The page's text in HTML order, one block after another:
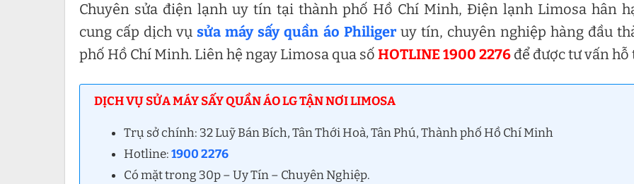
Chuyên sửa điện lạnh uy tín tại thành phố Hồ Chí Minh, Điện lạnh Limosa hân
cung cấp dịch vụsửa máy sấy quần áo Philigeruy tín, chuyên nghiệp hàng đầu
phố Hồ Chí Minh. Liên hệ ngay Limosa qua số HOTLINE 1900 2276 để được tư vấn hỗ
DỊCH VỤ SỬA MÁY SẤY QUẦN ÁO LG TẬN NƠI LIMOSA
Trụ sở chính: 32 Luỹ Bán Bích, Tân Thới Hoà, Tân Phú, Thành phố Hồ Chí Minh
Hotline:1900 2276
Có mặt trong 30p – Uy Tín – Chuyên Nghiệp.